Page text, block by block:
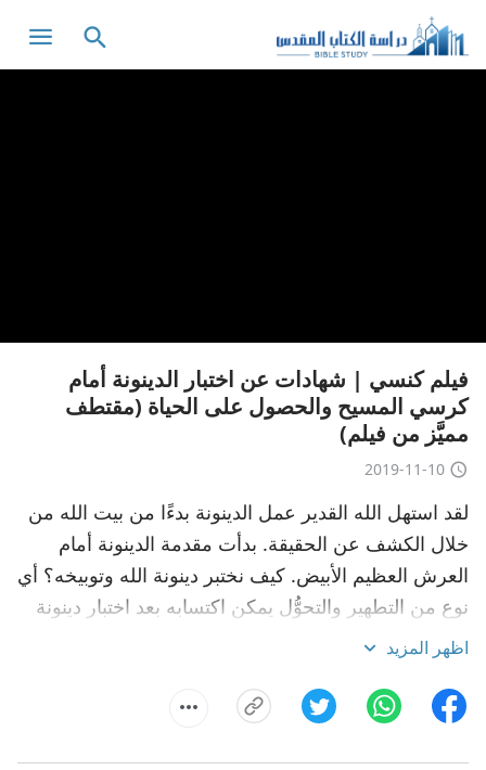
فيلم كنسي | شهادات عن اختبار الدينونة أمام
كرسي المسيح والحصول على الحياة (مقتطف
مميَّز من فيلم)
2019-11-10
لقد استهل الله القدير عمل الدينونة بدءًا من بيت الله من
خلال الكشف عن الحقيقة. بدأت مقدمة الدينونة أمام
العرش العظيم الأبيض. كيف نختبر دينونة الله وتوبيخه؟ أي
نوع من التطهير والتحوُّل يمكن اكتسابه بعد اختبار دينونة
الله وتوبيخه؟ أي معرفة حقيقية بالله بمكننا اكتسابها؟
اظهر المزيد